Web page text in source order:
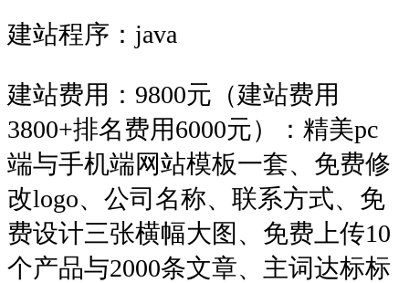
建站程序：java
建站费用：9800元（建站费用
3800+排名费用6000元）：精美pc
端与手机端网站模板一套、免费修
改logo、公司名称、联系方式、免
费设计三张横幅大图、免费上传10
个产品与2000条文章、主词达标标